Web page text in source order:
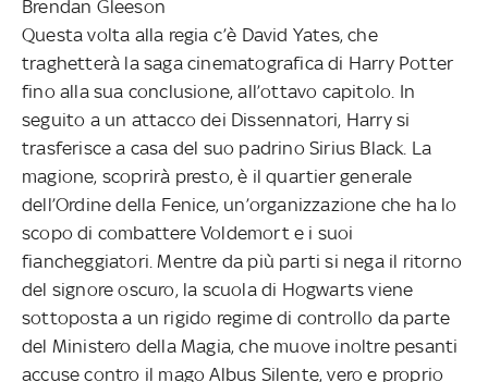
Brendan Gleeson
Questa volta alla regia c’è David Yates, che
traghetterà la saga cinematografica di Harry Potter
fino alla sua conclusione, all’ottavo capitolo. In
seguito a un attacco dei Dissennatori, Harry si
trasferisce a casa del suo padrino Sirius Black. La
magione, scoprirà presto, è il quartier generale
dell’Ordine della Fenice, un’organizzazione che ha lo
scopo di combattere Voldemort e i suoi
fiancheggiatori. Mentre da più parti si nega il ritorno
del signore oscuro, la scuola di Hogwarts viene
sottoposta a un rigido regime di controllo da parte
del Ministero della Magia, che muove inoltre pesanti
accuse contro il mago Albus Silente, vero e proprio